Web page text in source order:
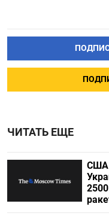
ЧИТАТЬ ЕЩЕ
США